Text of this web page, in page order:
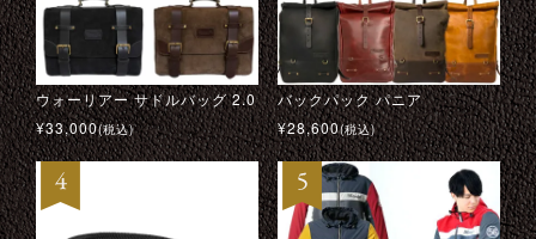
ウォーリアー サドルバッグ 2.0
¥33,000(税込)
バックパック パニア
¥28,600(税込)
CUSTOM500 クレート アイスブルー
¥28,600(税込)
テンプル モーターサイクル ジャケット
¥69,300(税込)
ストリングバック・ドライビング・グローブ
¥33,000(税込)
スピアヘッド
¥48,400(税込)
DRIFT PINK RIBBON （PINK RIBBON サポートモデル）
¥49,500(税込)
M イン ブラック
¥24,200(税込)